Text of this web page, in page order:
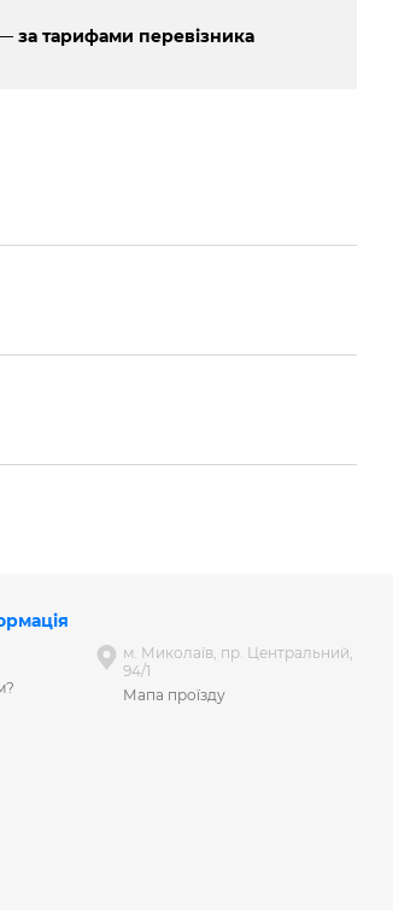
за тарифами перевізника
м. Миколаїв, пр. Центральний,
94/1
Мапа проїзду